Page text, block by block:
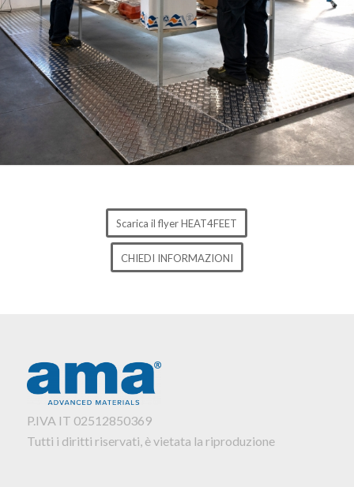
Scarica il flyer HEAT4FEET
CHIEDI INFORMAZIONI
P.IVA IT 02512850369
Tutti i diritti riservati, è vietata la riproduzione